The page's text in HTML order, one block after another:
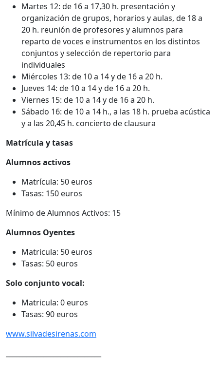
​Martes 12: de 16 a 17,30 h. presentación y
organización de grupos, horarios y aulas, de 18 a
20 h. reunión de profesores y alumnos para
reparto de voces e instrumentos en los distintos
conjuntos y selección de repertorio para
individuales
Miércoles 13: de 10 a 14 y de 16 a 20 h.
Jueves 14: de 10 a 14 y de 16 a 20 h.
Viernes 15: de 10 a 14 y de 16 a 20 h.
Sábado 16: de 10 a 14 h., a las 18 h. prueba acústica
y a las 20,45 h. concierto de clausura
Matrícula y tasas
Alumnos activos
Matrícula: 50 euros
Tasas: 150 euros
Mínimo de Alumnos Activos: 15
Alumnos Oyentes
Matricula: 50 euros
Tasas: 50 euros
Solo conjunto vocal:
Matricula: 0 euros
Tasas: 90 euros
www.silvadesirenas.com